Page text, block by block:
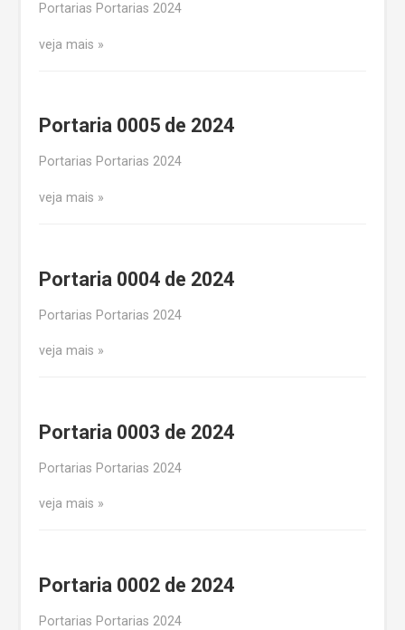
Portarias Portarias 2024
veja mais
Portaria 0005 de 2024
Portarias Portarias 2024
veja mais
Portaria 0004 de 2024
Portarias Portarias 2024
veja mais
Portaria 0003 de 2024
Portarias Portarias 2024
veja mais
Portaria 0002 de 2024
Portarias Portarias 2024